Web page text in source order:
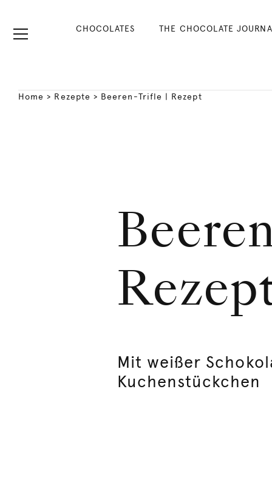
CHOCOLATES THE CHOCOLATE
Home > Rezepte > Beeren-Trifle | Rezept
Mit weißer
Kuchenstückchen